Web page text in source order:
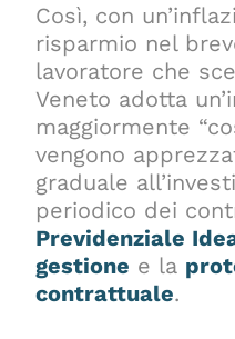
Così, con
risparmio nel
lavoratore che
Veneto adotta
maggiormente
vengono
graduale
periodico dei
Previdenziale
gestione e la
contrattuale.